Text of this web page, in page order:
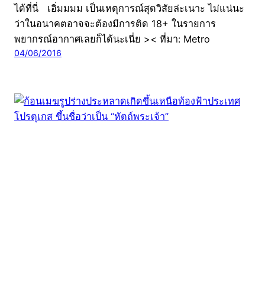
ได้ที่นี่ เอิ่มมมม เป็นเหตุการณ์สุดวิสัยล่ะเนาะ ไม่แน่นะ
ว่าในอนาคตอาจจะต้องมีการติด 18+ ในรายการ
พยากรณ์อากาศเลยก็ได้นะเนี่ย >< ที่มา: Metro
04/06/2016